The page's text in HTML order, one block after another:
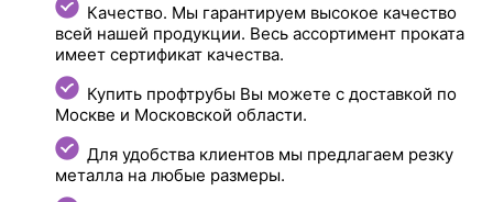
Качество. Мы гарантируем высокое качество
всей нашей продукции. Весь ассортимент проката
имеет сертификат качества.
Купить профтрубы Вы можете с доставкой по
Москве и Московской области.
Для удобства клиентов мы предлагаем резку
металла на любые размеры.